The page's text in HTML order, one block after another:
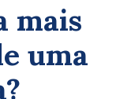
mais
uma